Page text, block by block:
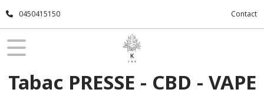
0450415150 Contact
Tabac PRESSE - CBD - VAPE